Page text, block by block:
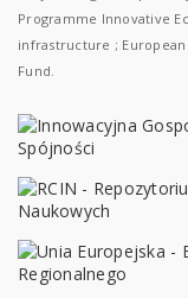
Programme Innovative
infrastructure ;
Fund.